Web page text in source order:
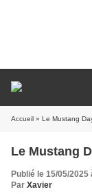
Accueil » Le Mustang
Le Mustang
Publié le 15/05/2025
Par Xavier